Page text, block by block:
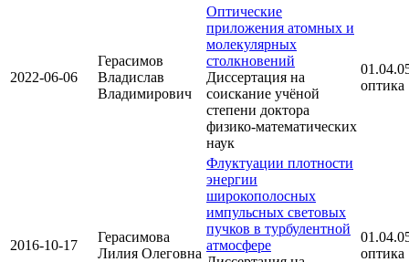
2022-06-06
Герасимов
Владислав
Владимирович
Оптические
приложения атомных и
молекулярных
столкновений
Диссертация на
соискание учёной
степени доктора
физико-математических
наук
оптика
2016-10-17
Герасимова
Лилия Олеговна
Флуктуации плотности
энергии
широкополосных
импульсных световых
пучков в турбулентной
атмосфере
оптика